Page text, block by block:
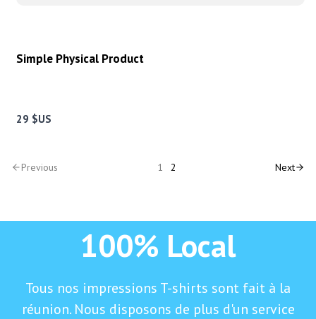
Simple Physical Product
29 $US
Previous 1 2 Next
100% Local
Tous nos impressions T-shirts sont fait à la
réunion. Nous disposons de plus d'un service